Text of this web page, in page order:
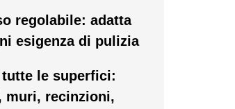
regolabile: adatta
esigenza di pulizia
le superfici:
muri, recinzioni,